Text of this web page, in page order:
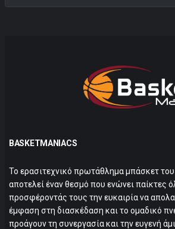
BASKETMANIACS
Το ερασιτεχνικό πρωτάθλημα μπάσκετ
αποτελεί έναν θεσμό που ενώνει παίκτες
προσφέροντάς τους την ευκαιρία να
έμφαση στη διασκέδαση και το ομαδικό
προάγουν τη συνεργασία και την ευγενή